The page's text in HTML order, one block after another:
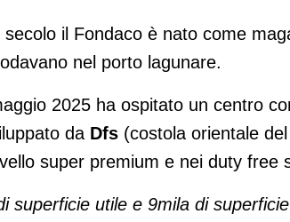
il Fondaco è nato come
nel porto lagunare.
2025 ha ospitato un centro
da Dfs (costola orientale
super premium e nei duty free
superficie utile e 9mila di